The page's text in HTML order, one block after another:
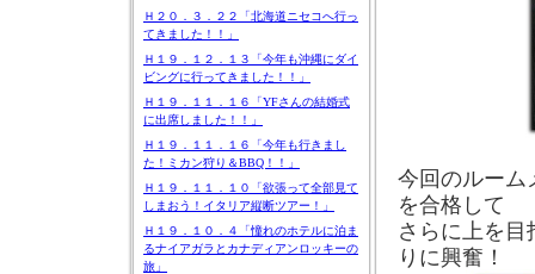
Ｈ２０．３．２２「北海道ニセコへ行っ
てきました！！」
Ｈ１９．１２．１３「今年も沖縄にダイ
ビングに行ってきました！！」
Ｈ１９．１１．１６「YFさんの結婚式
に出席しました！！」
Ｈ１９．１１．１６「今年も行きまし
た！ミカン狩り＆BBQ！！」
Ｈ１９．１１．１０「欲張って全部見て
しまおう！イタリア縦断ツアー！」
Ｈ１９．１０．４「憧れのホテルに泊ま
るナイアガラとカナディアンロッキーの
旅」
今回のルーム
を合格して
さらに上を
りに興奮！